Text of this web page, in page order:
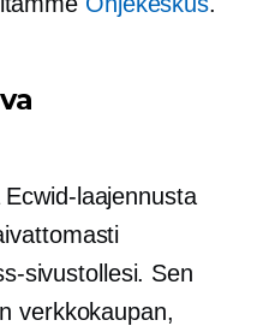
laajennusta
sivustollesi. Sen
verkkokaupan,